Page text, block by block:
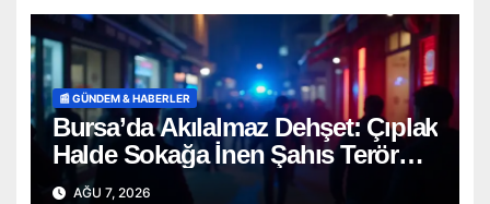
📰 GÜNDEM & HABERLER
Bursa’da Akılalmaz Dehşet: Çıplak
Halde Sokağa İnen Şahıs Terör
Estirdi!
AĞU 7, 2026